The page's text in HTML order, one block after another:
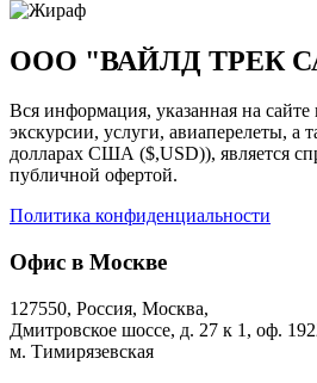
ООО "ВАЙЛД ТРЕК
Вся информация, указанная на
экскурсии, услуги, авиаперелеты, а
долларах США ($,USD)), является
публичной офертой.
Политика конфиденциальности
Офис в Москве
127550, Россия, Москва,
Дмитровское шоссе, д. 27 к 1, оф.
м. Тимирязевская